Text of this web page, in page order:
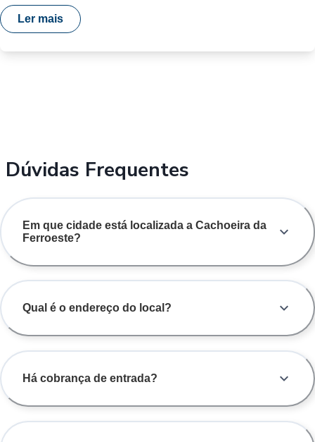
Ler mais
Dúvidas Frequentes
Em que cidade está localizada a Cachoeira da
Ferroeste?
Qual é o endereço do local?
Há cobrança de entrada?